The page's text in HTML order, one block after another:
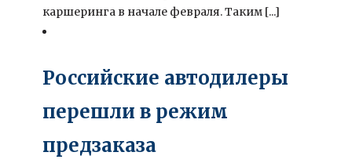
каршеринга в начале февраля. Таким [...]
Российские автодилеры
перешли в режим
предзаказа